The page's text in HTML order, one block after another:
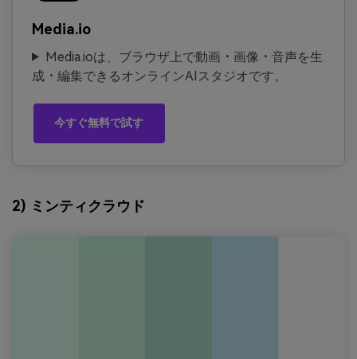
Media.io
Media.ioは、ブラウザ上で動画・画像・音声を生
成・編集できるオンラインAIスタジオです。
今すぐ無料で試す
2) ミンティクラウド